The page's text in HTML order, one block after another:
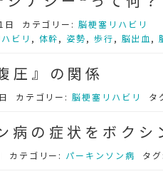
日 カテゴリー:脳梗塞リハビリ
ハビリ , 体幹, 姿勢, 歩行, 脳出血 ,
圧』の関係
カテゴリー:脳梗塞リハビリ タ
病の症状をボクシ
カテゴリー: パーキンソン病 タグ: